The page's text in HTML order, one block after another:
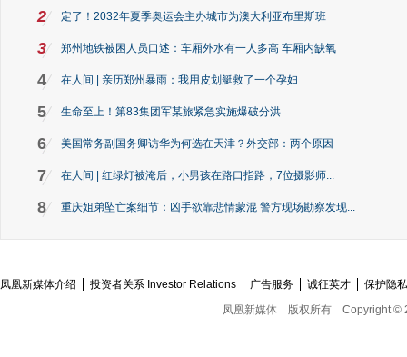
2 定了！2032年夏季奥运会主办城市为澳大利亚布里斯班
3 郑州地铁被困人员口述：车厢外水有一人多高 车厢内缺氧
4 在人间 | 亲历郑州暴雨：我用皮划艇救了一个孕妇
5 生命至上！第83集团军某旅紧急实施爆破分洪
6 美国常务副国务卿访华为何选在天津？外交部：两个原因
7 在人间 | 红绿灯被淹后，小男孩在路口指路，7位摄影师...
8 重庆姐弟坠亡案细节：凶手欲靠悲情蒙混 警方现场勘察发现...
凤凰新媒体介绍 投资者关系 Investor Relations 广告服务 诚征英才
保护隐
凤凰新媒体
版权所有 Copyright ©